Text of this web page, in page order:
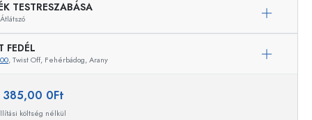
TESTRESZABÁSA
Átlátszó
FEDÉL
, Twist Off, Fehérbádog, Arany
385,00 0Ft
költség nélkül